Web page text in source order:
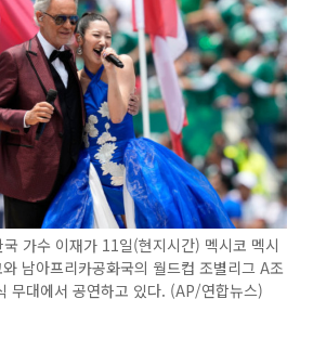
가수 이재가 11일(현지시간) 멕시코 멕시
남아프리카공화국의 월드컵 조별리그 A조
무대에서 공연하고 있다. (AP/연합뉴스)